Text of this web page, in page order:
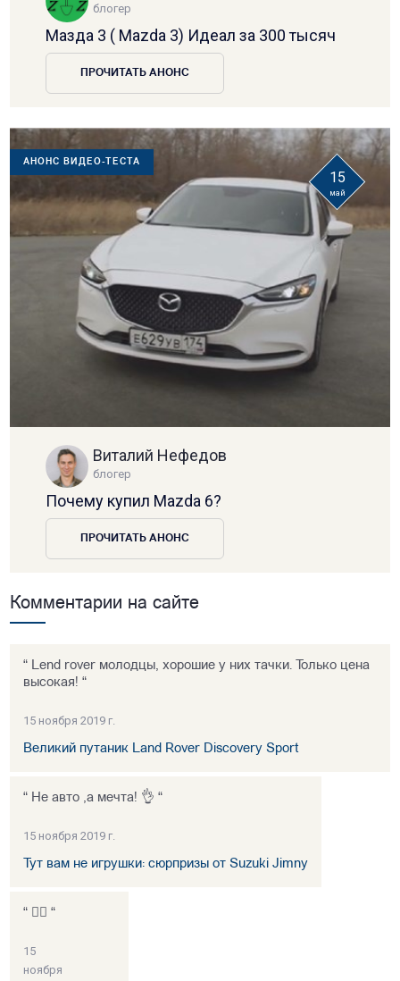
блогер
Мазда 3 ( Mazda 3) Идеал за 300 тысяч
ПРОЧИТАТЬ АНОНС
АНОНС ВИДЕО-ТЕСТА
15
май
Виталий Нефедов
блогер
Почему купил Mazda 6?
ПРОЧИТАТЬ АНОНС
Комментарии на сайте
“ Lend rover молодцы, хорошие у них тачки. Только цена
высокая! “
15 ноября 2019 г.
Великий путаник Land Rover Discovery Sport
“ Не авто ,а мечта! 👌 “
15 ноября 2019 г.
Тут вам не игрушки: сюрпризы от Suzuki Jimny
“ 👍🏻 “
15
ноября